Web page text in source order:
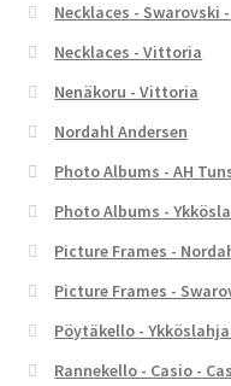
Necklaces - Swarovski
Necklaces - Vittoria
Nenäkoru - Vittoria
Nordahl Andersen
Photo Albums - AH
Photo Albums -
Picture Frames -
Picture Frames -
Pöytäkello -
Rannekello - Casio -